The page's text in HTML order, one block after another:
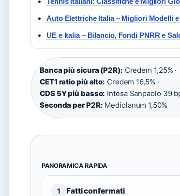
Auto Elettriche Italia – Migliori Modelli e
UE e Italia – Bilancio, Fondi PNRR e
Banca più sicura (P2R): Credem 1,25% ·
CET1 ratio più alto: Credem 16,5% ·
CDS 5Y più basso: Intesa Sanpaolo 39
Seconda per P2R: Mediolanum 1,50%
PANORAMICA RAPIDA
1 Fatti confermati